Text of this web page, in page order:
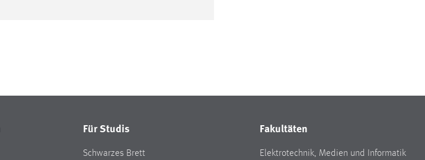
Für Studis
Schwarzes Brett
Fakultäten
Elektrotechnik, Medien und Informatik